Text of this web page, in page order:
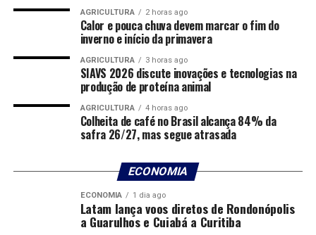
Em nota, a Procuradoria-Geral do Município (PGM)
informou que a Sentença Arbitral Parcial proferida no
Procedimento Arbitral CMA nº 775 reconheceu o direito
da concessionária ao reequilíbrio econômico-financeiro
do contrato e determinou que a recomposição ocorra
por meio de aumento tarifário de 11,93%.
De acordo com a PGM, a decisão arbitral teve como base
parecer técnico emitido pela extinta Agência Municipal
de Regulação dos Serviços Públicos Delegados de Cuiabá
(Arsec) e está relacionada à primeira revisão ordinária
do contrato de concessão.
Prefeitura mantém batalha na Justiça
AGRICULTURA 2 horas ago
Calor e pouca chuva devem marcar o fim do
inverno e início da primavera
AGRICULTURA 3 horas ago
SIAVS 2026 discute inovações e tecnologias na
produção de proteína animal
AGRICULTURA 4 horas ago
Colheita de café no Brasil alcança 84% da
safra 26/27, mas segue atrasada
ECONOMIA
ECONOMIA 1 dia ago
Latam lança voos diretos de Rondonópolis
a Guarulhos e Cuiabá a Curitiba